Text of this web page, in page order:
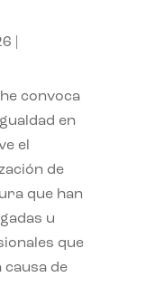
convoca
en
el
de
que han
u
que
de